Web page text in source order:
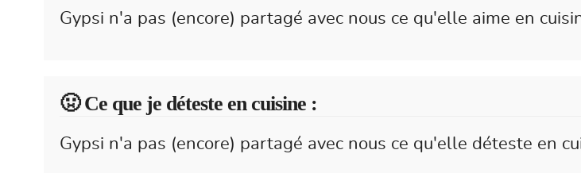
Gypsi n'a pas (encore) partagé avec nous ce qu'elle aime en
🤢 Ce que je déteste en cuisine :
Gypsi n'a pas (encore) partagé avec nous ce qu'elle déteste en